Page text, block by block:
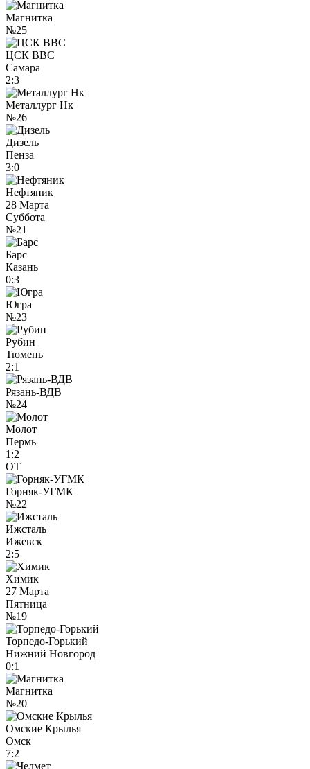
Магнитка
№25
ЦСК ВВС
Самара
2:3
Металлург Нк
№26
Дизель
Пенза
3:0
Нефтяник
28 Марта
Суббота
№21
Барс
Казань
0:3
Югра
№23
Рубин
Тюмень
2:1
Рязань-ВДВ
№24
Молот
Пермь
1:2
ОТ
Горняк-УГМК
№22
Ижсталь
Ижевск
2:5
Химик
27 Марта
Пятница
№19
Торпедо-Горький
Нижний Новгород
0:1
Магнитка
№20
Омские Крылья
Омск
7:2